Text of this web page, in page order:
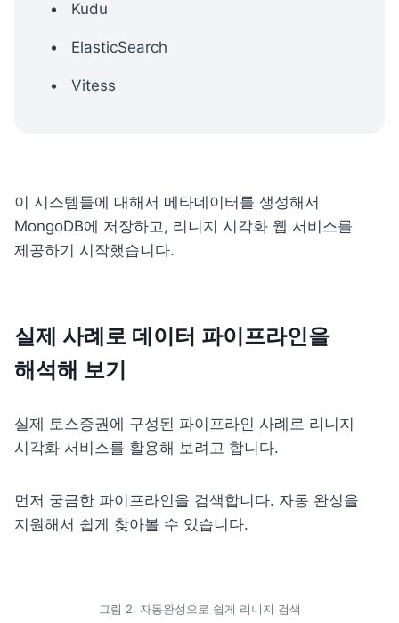
Kudu
ElasticSearch
Vitess
이 시스템들에 대해서 메타데이터를 생성해서
MongoDB에 저장하고, 리니지 시각화 웹 서비스를
제공하기 시작했습니다.
실제 사례로 데이터 파이프라인을
해석해 보기
실제 토스증권에 구성된 파이프라인 사례로 리니지
시각화 서비스를 활용해 보려고 합니다.
먼저 궁금한 파이프라인을 검색합니다. 자동 완성을
지원해서 쉽게 찾아볼 수 있습니다.
그림 2. 자동완성으로 쉽게 리니지 검색